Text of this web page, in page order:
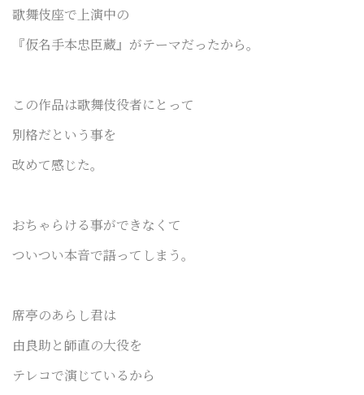
歌舞伎座で上演中の
『仮名手本忠臣蔵』がテーマだったから。
この作品は歌舞伎役者にとって
別格だという事を
改めて感じた。
おちゃらける事ができなくて
ついつい本音で語ってしまう。
席亭のあらし君は
由良助と師直の大役を
テレコで演じているから